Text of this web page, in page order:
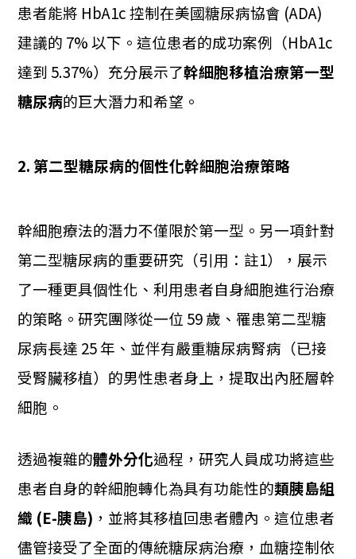
患者能將 HbA1c 控制在美國糖尿病協會 (ADA)
建議的 7% 以下。這位患者的成功案例（HbA1c
達到 5.37%）充分展示了幹細胞移植治療第一型
糖尿病的巨大潛力和希望。
2. 第二型糖尿病的個性化幹細胞治療策略
幹細胞療法的潛力不僅限於第一型。另一項針對
第二型糖尿病的重要研究（引用：註1），展示
了一種更具個性化、利用患者自身細胞進行治療
的策略。研究團隊從一位 59 歲、罹患第二型糖
尿病長達 25 年、並伴有嚴重糖尿病腎病（已接
受腎臟移植）的男性患者身上，提取出內胚層幹
細胞。
透過複雜的體外分化過程，研究人員成功將這些
患者自身的幹細胞轉化為具有功能性的類胰島組
織 (E-胰島) ，並將其移植回患者體內。這位患者
儘管接受了全面的傳統糖尿病治療，血糖控制依